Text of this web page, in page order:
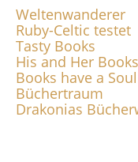
Weltenwanderer
Ruby-Celtic testet
Tasty Books
His and Her Books
Books have a Soul
Büchertraum
Drakonias